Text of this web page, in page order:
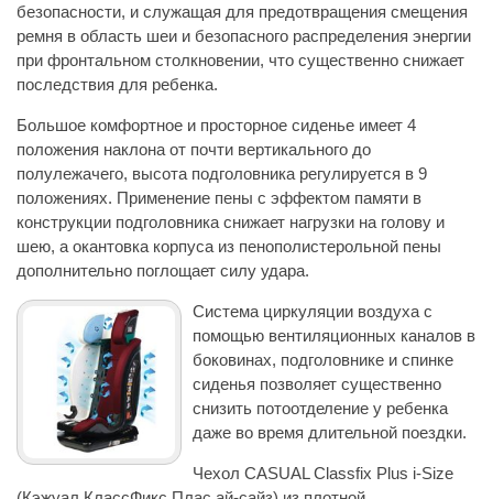
безопасности, и служащая для предотвращения смещения
ремня в область шеи и безопасного распределения энергии
при фронтальном столкновении, что существенно снижает
последствия для ребенка.
Большое комфортное и просторное сиденье имеет 4
положения наклона от почти вертикального до
полулежачего, высота подголовника регулируется в 9
положениях. Применение пены с эффектом памяти в
конструкции подголовника снижает нагрузки на голову и
шею, а окантовка корпуса из пенополистерольной пены
дополнительно поглощает силу удара.
Система циркуляции воздуха с
помощью вентиляционных каналов в
боковинах, подголовнике и спинке
сиденья позволяет существенно
снизить потоотделение у ребенка
даже во время длительной поездки.
Чехол CASUAL Classfix Plus i-Size